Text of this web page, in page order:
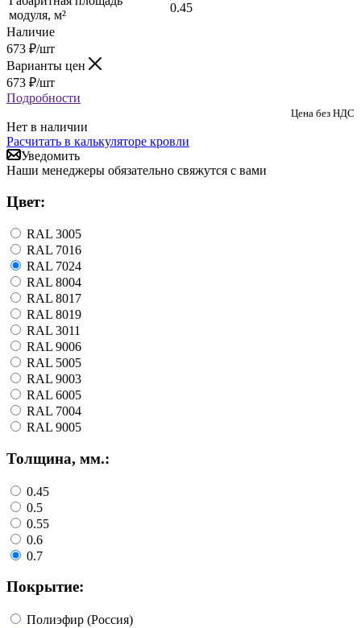
модуля, м²
0.45
Наличие
673 ₽/шт
Варианты цен
673 ₽/шт
Подробности
Цена без НДС
Нет в наличии
Расчитать в калькуляторе кровли
Уведомить
Наши менеджеры обязательно свяжутся с вами
Цвет:
RAL 3005
RAL 7016
RAL 7024
RAL 8004
RAL 8017
RAL 8019
RAL 3011
RAL 9006
RAL 5005
RAL 9003
RAL 6005
RAL 7004
RAL 9005
Толщина, мм.:
0.45
0.5
0.55
0.6
0.7
Покрытие:
Полиэфир (Россия)